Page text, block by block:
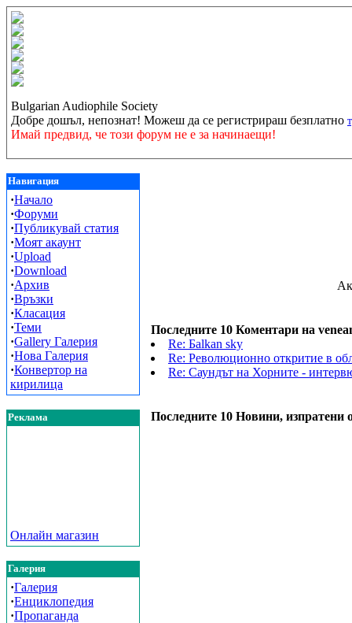
Bulgarian Audiophile Society
Добре дошъл, непознат! Можеш да се регистрираш безплатно
Имай предвид, че този форум не е за начинаещи!
Навигация
·Начало
·Форуми
·Публикувай статия
·Моят акаунт
·Upload
·Download
·Архив
·Връзки
·Класация
·Теми
·Gallery Галерия
·Нова Галерия
·Конвертор на
кирилица
Реклама
Онлайн магазин
Галерия
·Галерия
·Енциклопедия
·Пропаганда
Последните 10 Коментари на
Re: Бalkan sky
Re: Революционно откритие в
Re: Саундът на Хорните -
Последните 10 Новини, изпратени